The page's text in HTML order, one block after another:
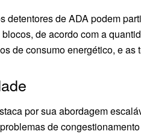
detentores de ADA podem
de acordo com a
de consumo energético, e
por sua abordagem
de